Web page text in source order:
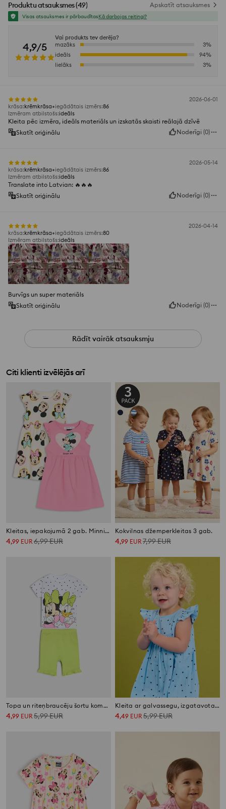
Produktu atsauksmes(49) Apskatīt atsauksmes
Visas atsauksmes ir pārbaudītasKā darbojas reitingi?
4,9/5
Vai produkts tev derēja?
mazāks
3%
ideāls
94%
lielāks
3%
2026-06-01
krāsa:krēmkrāsa iegādātais izmērs:86
Izmēram atbilstošs:ideāls
Kleita pēc izmēra, ideāls materiāls un izskatās skaisti reālajā dzīvē
Skatīt oriģinālu
Noderīgi (0)
2026-05-14
krāsa:krēmkrāsa iegādātais izmērs:86
Izmēram atbilstošs:ideāls
Translate into Latvian: 🔥🔥🔥
Skatīt oriģinālu
Noderīgi (0)
2026-04-14
krāsa:krēmkrāsa iegādātais izmērs:80
Izmēram atbilstošs:ideāls
Burvīgs un super materiāls
Skatīt oriģinālu
Noderīgi (0)
Rādīt vairāk atsauksmju
Citi klienti izvēlējās arī
Kleitas, iepakojumā 2 gab. Minnie Mouse
4,99 EUR6,99EUR
Kokvilnas džemperkleitas 3 gab.
4,99 EUR7,99EUR
Topa un riteņbraucēju šortu komplekts Minnie Mouse
4,99 EUR 5,99EUR
Kleita ar galvassegu, izgatavota no strukturētas dzijas
4,49 EUR 5,99EUR